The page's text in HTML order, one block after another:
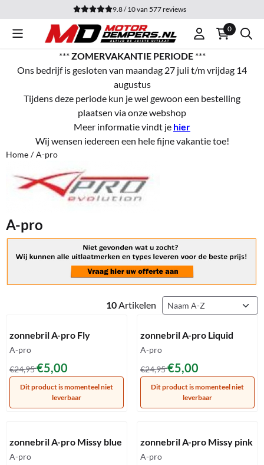
Cookievoorkeuren zijn momenteel gesloten.
9.8 / 10van 577reviews
0
***ZOMERVAKANTIE PERIODE***
Ons bedrijf is gesloten van maandag 27 juli t/m vrijdag 14
augustus
Tijdens deze periode kun je wel gewoon een bestelling
plaatsen via onze webshop
Meer informatie vindt je hier
Wij wensen iedereen een hele fijne vakantie toe!
Home / A-pro
A-pro
10Artikelen Sorteermethode
zonnebril A-pro Fly
Merk:
A-pro
Van 24,95 voor 5,00
€24,95€5,00
Dit product is momenteel niet
leverbaar
zonnebril A-pro Liquid
Merk:
A-pro
Van 24,95 voor 5,00
€24,95€5,00
Dit product is momenteel niet
leverbaar
zonnebril A-pro Missy blue
Merk:
A-pro
zonnebril A-pro Missy pink
Merk:
A-pro